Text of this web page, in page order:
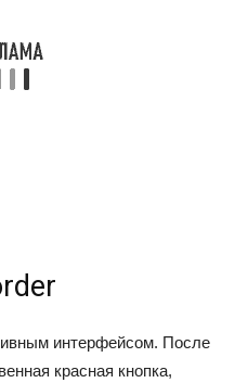
интерфейсом. После
красная кнопка,